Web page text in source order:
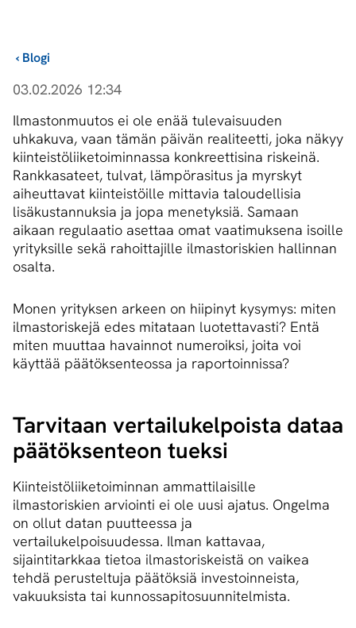
Blogi
›
03.02.2026 12:34
Ilmastonmuutos ei ole enää tulevaisuuden
uhkakuva, vaan tämän päivän realiteetti, joka näkyy
kiinteistöliiketoiminnassa konkreettisina riskeinä.
Rankkasateet, tulvat, lämpörasitus ja myrskyt
aiheuttavat kiinteistöille mittavia taloudellisia
lisäkustannuksia ja jopa menetyksiä. Samaan
aikaan regulaatio asettaa omat vaatimuksena isoille
yrityksille sekä rahoittajille ilmastoriskien hallinnan
osalta.
Monen yrityksen arkeen on hiipinyt kysymys: miten
ilmastoriskejä edes mitataan luotettavasti? Entä
miten muuttaa havainnot numeroiksi, joita voi
käyttää päätöksenteossa ja raportoinnissa?
Tarvitaan ver­tai­lu­kel­pois­ta dataa
päätöksenteon tueksi
Kiinteistöliiketoiminnan ammattilaisille
ilmastoriskien arviointi ei ole uusi ajatus. Ongelma
on ollut datan puutteessa ja
vertailukelpoisuudessa. Ilman kattavaa,
sijaintitarkkaa tietoa ilmastoriskeistä on vaikea
tehdä perusteltuja päätöksiä investoinneista,
vakuuksista tai kunnossapitosuunnitelmista.